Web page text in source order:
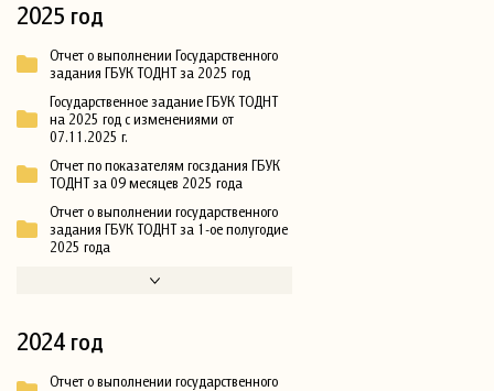
2025 год
Отчет о выполнении Государственного
задания ГБУК ТОДНТ за 2025 год
Государственное задание ГБУК ТОДНТ
на 2025 год с изменениями от
07.11.2025 г.
Отчет по показателям госздания ГБУК
ТОДНТ за 09 месяцев 2025 года
Отчет о выполнении государственного
задания ГБУК ТОДНТ за 1-ое полугодие
2025 года
2024 год
Отчет о выполнении государственного